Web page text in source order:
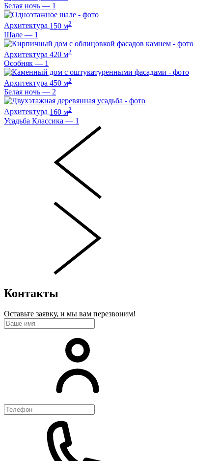
Белая ночь — 1
Архитектура 150 м2
Шале — 1
Архитектура 420 м2
Особняк — 1
Архитектура 450 м2
Белая ночь — 2
Архитектура 160 м2
Усадьба Классика — 1
Контакты
Оставьте заявку, и мы вам перезвоним!